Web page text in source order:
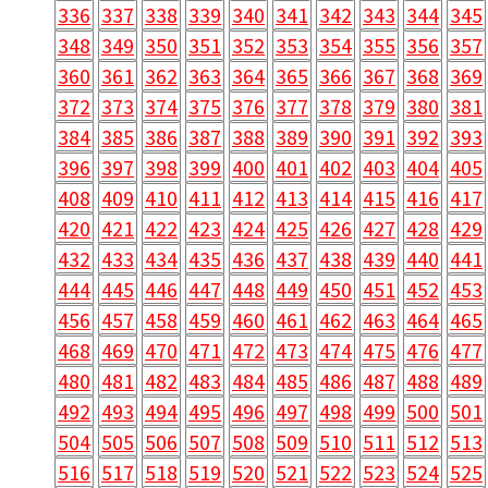
336 337 338 339 340 341 342 343 344 345
348 349 350 351 352 353 354 355 356 357
360 361 362 363 364 365 366 367 368 369
372 373 374 375 376 377 378 379 380 381
384 385 386 387 388 389 390 391 392 393
396 397 398 399 400 401 402 403 404 405
408 409 410 411 412 413 414 415 416 417
420 421 422 423 424 425 426 427 428 429
432 433 434 435 436 437 438 439 440 441
444 445 446 447 448 449 450 451 452 453
456 457 458 459 460 461 462 463 464 465
468 469 470 471 472 473 474 475 476 477
480 481 482 483 484 485 486 487 488 489
492 493 494 495 496 497 498 499 500 501
504 505 506 507 508 509 510 511 512 513
516 517 518 519 520 521 522 523 524 525